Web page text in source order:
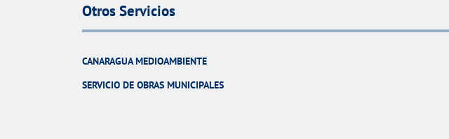
Otros Servicios
CANARAGUA MEDIOAMBIENTE
SERVICIO DE OBRAS MUNICIPALES